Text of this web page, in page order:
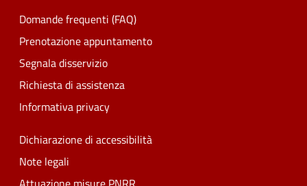
Domande frequenti (FAQ)
Prenotazione appuntamento
Segnala disservizio
Richiesta di assistenza
Informativa privacy
Dichiarazione di accessibilità
Note legali